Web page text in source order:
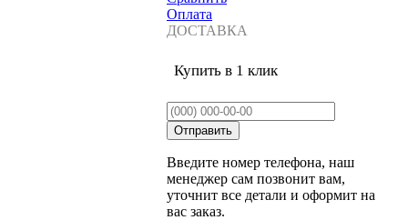
Оплата
ДОСТАВКА
Купить в 1 клик
Введите номер телефона, наш
менеджер сам позвонит вам,
уточнит все детали и оформит на
вас заказ.